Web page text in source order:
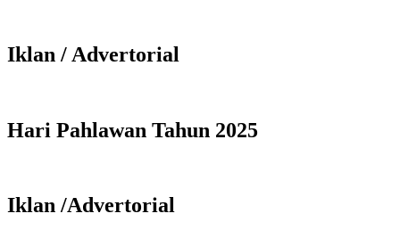
Iklan / Advertorial
Hari Pahlawan Tahun 2025
Iklan /Advertorial